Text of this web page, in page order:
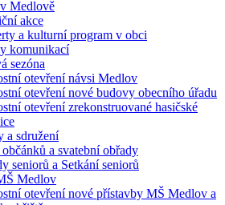
Medlově
akce
a kulturní program v obci
komunikací
sezóna
otevření návsi Medlov
otevření nové budovy obecního úřadu
otevření zrekonstruované hasičské
a sdružení
a svatební obřady
seniorů a Setkání seniorů
Medlov
otevření nové přístavby MŠ Medlov a